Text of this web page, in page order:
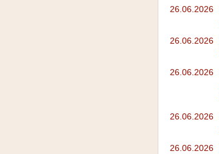
26.06.2026
26.06.2026
26.06.2026
26.06.2026
26.06.2026